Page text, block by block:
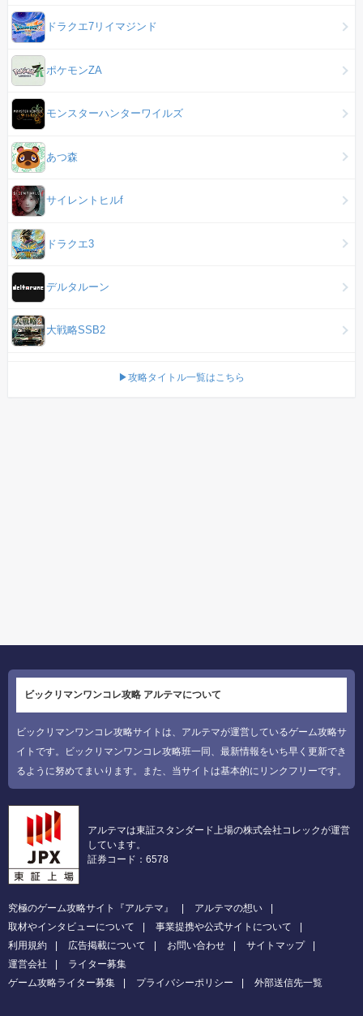
ドラクエ7リイマジンド
ポケモンZA
モンスターハンターワイルズ
あつ森
サイレントヒルf
ドラクエ3
デルタルーン
大戦略SSB2
▶攻略タイトル一覧はこちら
ビックリマンワンコレ攻略 アルテマについて
ビックリマンワンコレ攻略サイトは、アルテマが運営しているゲーム攻略サ
イトです。ビックリマンワンコレ攻略班一同、最新情報をいち早く更新でき
るように努めてまいります。また、当サイトは基本的にリンクフリーです。
アルテマは東証スタンダード上場の株式会社コレックが運営
しています。
証券コード：6578
究極のゲーム攻略サイト『アルテマ』
アルテマの想い
取材やインタビューについて
事業提携や公式サイトについて
利用規約
広告掲載について お問い合わせ
サイトマップ
運営会社
ライター募集
ゲーム攻略ライター募集
プライバシーポリシー 外部送信先一覧